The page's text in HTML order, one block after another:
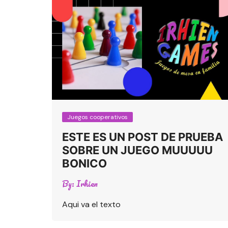
Juegos cooperativos
ESTE ES UN POST DE PRUEBA
SOBRE UN JUEGO MUUUUU
BONICO
By:Irhien
Aqui va el texto